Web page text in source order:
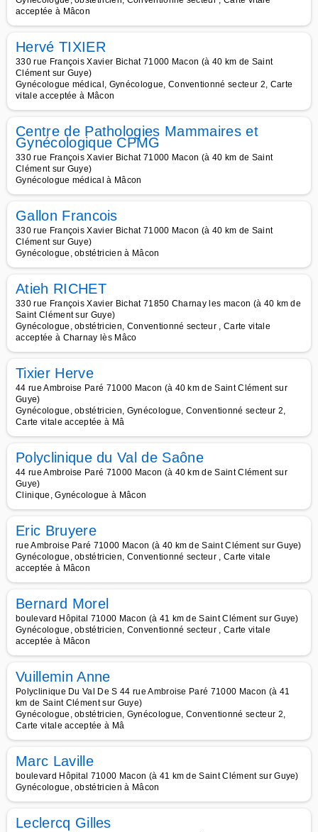
acceptée à Mâcon
Hervé TIXIER
330 rue François Xavier Bichat 71000 Macon (à 40 km de Saint
Clément sur Guye)
Gynécologue médical, Gynécologue, Conventionné secteur 2, Carte
vitale acceptée à Mâcon
Centre de Pathologies Mammaires et
Gynécologique CPMG
330 rue François Xavier Bichat 71000 Macon (à 40 km de Saint
Clément sur Guye)
Gynécologue médical à Mâcon
Gallon Francois
330 rue François Xavier Bichat 71000 Macon (à 40 km de Saint
Clément sur Guye)
Gynécologue, obstétricien à Mâcon
Atieh RICHET
330 rue François Xavier Bichat 71850 Charnay les macon (à 40 km de
Saint Clément sur Guye)
Gynécologue, obstétricien, Conventionné secteur , Carte vitale
acceptée à Charnay lès Mâco
Tixier Herve
44 rue Ambroise Paré 71000 Macon (à 40 km de Saint Clément sur
Guye)
Gynécologue, obstétricien, Gynécologue, Conventionné secteur 2,
Carte vitale acceptée à Mâ
Polyclinique du Val de Saône
44 rue Ambroise Paré 71000 Macon (à 40 km de Saint Clément sur
Guye)
Clinique, Gynécologue à Mâcon
Eric Bruyere
rue Ambroise Paré 71000 Macon (à 40 km de Saint Clément sur Guye)
Gynécologue, obstétricien, Conventionné secteur , Carte vitale
acceptée à Mâcon
Bernard Morel
boulevard Hôpital 71000 Macon (à 41 km de Saint Clément sur Guye)
Gynécologue, obstétricien, Conventionné secteur , Carte vitale
acceptée à Mâcon
Vuillemin Anne
Polyclinique Du Val De S 44 rue Ambroise Paré 71000 Macon (à 41
km de Saint Clément sur Guye)
Gynécologue, obstétricien, Gynécologue, Conventionné secteur 2,
Carte vitale acceptée à Mâ
Marc Laville
boulevard Hôpital 71000 Macon (à 41 km de Saint Clément sur Guye)
Gynécologue, obstétricien à Mâcon
Leclercq Gilles